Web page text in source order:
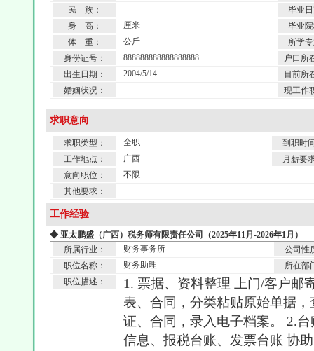
民 族：
毕业
身 高：
厘米
毕业
体 重：
公斤
所学
身份证号：
888888888888888888
户口所
出生日期：
2004/5/14
目前所
婚姻状况：
现工作
求职意向
求职类型： 全职
到职时
工作地点：
广西
月薪要
意向职位：
不限
其他要求：
工作经验
◆ 亚太鹏盛（广西）税务师有限责任公司（2025年11月-2026年1月）
所属行业：
财务事务所
公司性
职位名称：
财务助理
所在部
职位描述：
1. 票据、资料整理 上门/客户邮
表、合同，分类粘贴原始单据
证、合同，录入电子档案。 2.
信息、报税台账、发票台账 协